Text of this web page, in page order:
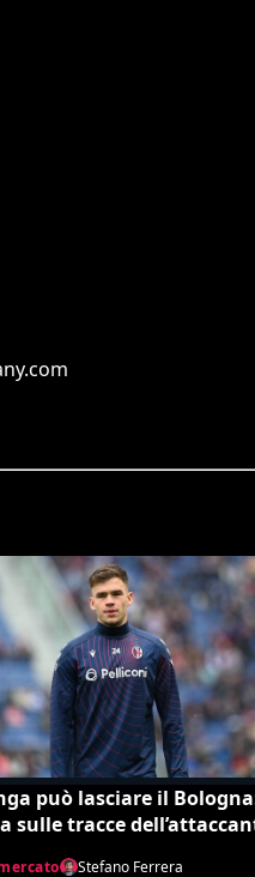
può lasciare il
sulle tracce
Stefano Ferrera